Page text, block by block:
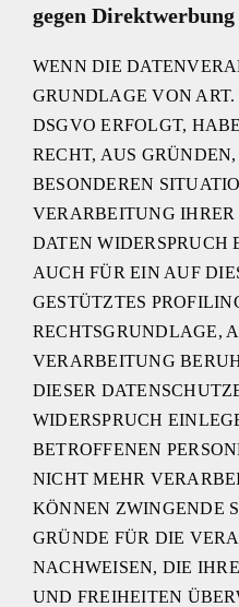
gegen
WENN DIE
GRUNDLAGE VON ART.
DSGVO ERFOLGT,
RECHT, AUS
BESONDEREN
VERARBEITUNG IHRER
DATEN WIDERSPRUCH
AUCH FÜR EIN AUF
GESTÜTZTES
RECHTSGRUNDLAGE,
VERARBEITUNG
DIESER
WIDERSPRUCH
BETROFFENEN
NICHT MEHR
KÖNNEN ZWINGENDE
GRÜNDE FÜR DIE
NACHWEISEN, DIE
UND FREIHEITEN